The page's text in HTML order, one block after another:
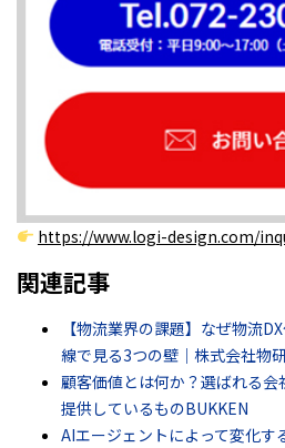
https://www.logi-design.com/
関連記事
【物流業界の課題】なぜ物流
線で見る3つの壁｜株式会社物
顧客価値とは何か？選ばれる
提供しているものBUKKEN
AIエージェントによって変化